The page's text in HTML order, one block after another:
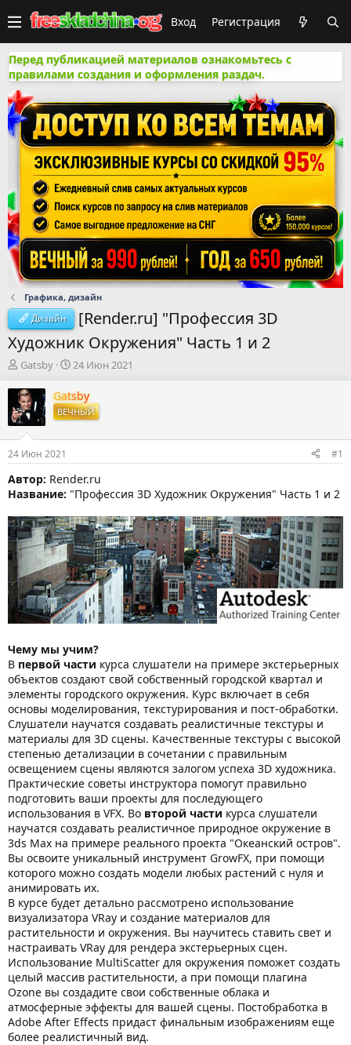
Вход Регистрация
Перед публикацией материалов ознакомьтесь с
правилами создания и оформления раздач.
Графика, дизайн
Дизайн
[Render.ru] "Профессия 3D
Художник Окружения" Часть 1 и 2
А
т
о
р
т
е
м
ы
Gatsby
Д
т
а
н
а
л
а
24 Июн 2021
Gatsby
ВЕЧНЫЙ
24 Июн 2021 #1
Автор: Render.ru
Название: "Профессия 3D Художник Окружения" Часть 1 и 2
Чему мы учим?
В первой части курса слушатели на примере экстерьерных
объектов создают свой собственный городской квартал и
элементы городского окружения. Курс включает в себя
основы моделирования, текстурирования и пост-обработки.
Слушатели научатся создавать реалистичные текстуры и
материалы для 3D сцены. Качественные текстуры с высокой
степенью детализации в сочетании с правильным
освещением сцены являются залогом успеха 3D художника.
Практические советы инструктора помогут правильно
подготовить ваши проекты для последующего
использования в VFX. Во второй части курса слушатели
научатся создавать реалистичное природное окружение в
3ds Max на примере реального проекта "Океанский остров".
Вы освоите уникальный инструмент GrowFX, при помощи
которого можно создать модели любых растений с нуля и
анимировать их.
В курсе будет детально рассмотрено использование
визуализатора VRay и создание материалов для
растительности и окружения. Вы научитесь ставить свет и
настраивать VRay для рендера экстерьерных сцен.
Использование MultiScatter для окружения поможет создать
целый массив растительности, а при помощи плагина
Ozone вы создадите свои собственные облака и
атмосферные эффекты для вашей сцены. Постобработка в
Adobe After Effects придаст финальным изображениям еще
более реалистичный вид.